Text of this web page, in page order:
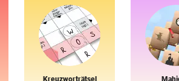
Kreuzworträtsel